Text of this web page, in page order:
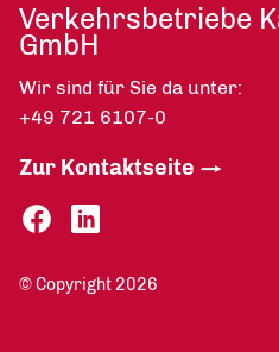
Verkehrsbetriebe
GmbH
Wir sind für Sie da unter:
+49 721 6107-0
Zur Kontaktseite
© Copyright 2026